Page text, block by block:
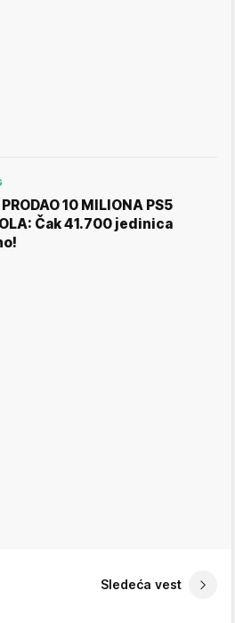
10 MILIONA PS5
Čak 41.700 jedinica
Sledeća vest